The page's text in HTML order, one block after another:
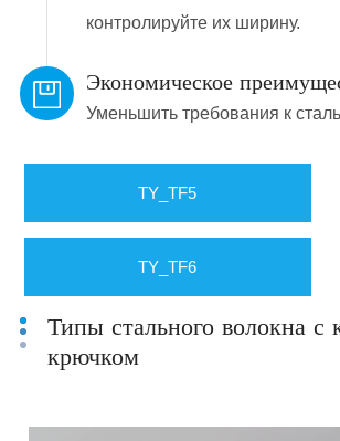
контролируйте их ширину.
Экономическое
Уменьшить требования к
TY_TF5
TY_TF6
Типы стального волокна с
крючком